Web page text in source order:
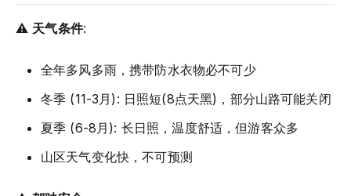
⚠️ 天气条件:
全年多风多雨，携带防水衣物必不可少
冬季 (11-3月): 日照短(8点天黑)，部分山路可能关闭
夏季 (6-8月): 长日照，温度舒适，但游客众多
山区天气变化快，不可预测